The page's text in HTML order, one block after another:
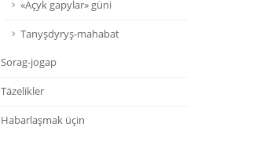
«Açyk gapylar» güni
Tanyşdyryş-mahabat
Sorag-jogap
Täzelikler
Habarlaşmak üçin